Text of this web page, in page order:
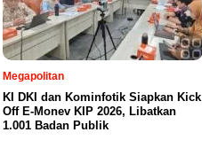
Megapolitan
KI DKI dan Kominfotik Siapkan Kick
Off E-Monev KIP 2026, Libatkan
1.001 Badan Publik